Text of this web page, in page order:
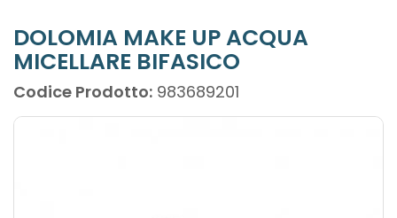
DOLOMIA MAKE UP ACQUA
MICELLARE BIFASICO
Codice Prodotto: 983689201